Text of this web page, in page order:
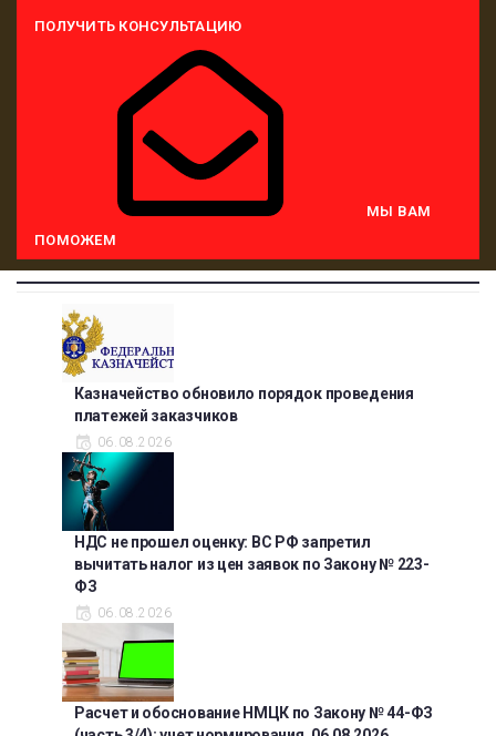
ПОЛУЧИТЬ КОНСУЛЬТАЦИЮ
МЫ ВАМ
ПОМОЖЕМ
Главная
Казначейство обновило порядок проведения
платежей заказчиков
06.08.2026
НДС не прошел оценку: ВС РФ запретил
вычитать налог из цен заявок по Закону № 223-
ФЗ
06.08.2026
Расчет и обоснование НМЦК по Закону № 44-ФЗ